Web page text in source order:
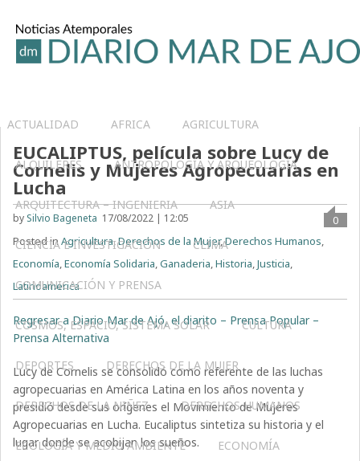
ACTUALIDAD AFRICA AGRICULTURA
ALQUILERES ANTROPOLOGÍA Y ARQUEOLOGÍA
ARQUITECTURA – INGENIERIA ASIA
CIENCIA E INVESTIGACIÓN CLIMA
COMUNICACIÓN Y PRENSA
COSMOS, ESPACIO, SISTEMA SOLAR CULTURA
DEPORTES DERECHOS DE LA MUJER
DERECHOS DE LA NIÑEZ DERECHOS HUMANOS
ECOLOGÍA Y MEDIO AMBIENTE ECONOMÍA
EUCALIPTUS, película sobre Lucy de
Cornelis y Mujeres Agropecuarias en
Lucha
by Silvio Bageneta 17/08/2022 | 12:05
0
Posted inAgricultura,Derechos de la Mujer,Derechos Humanos,
Economía,Economía Solidaria,Ganaderia,Historia,Justicia,
Latinoamerica
Regresar a Diario Mar de Ajó, el diarito – Prensa Popular –
Prensa Alternativa
Lucy de Cornelis se consolidó como referente de las luchas
agropecuarias en América Latina en los años noventa y
presidió desde sus orígenes el Movimiento de Mujeres
Agropecuarias en Lucha. Eucaliptus sintetiza su historia y el
lugar donde se acobijan los sueños.